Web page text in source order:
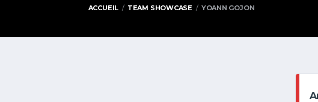
ACCUEIL TEAM SHOWCASE YOANN GOJON